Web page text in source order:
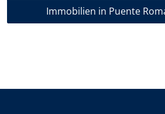
Immobilien in Puente